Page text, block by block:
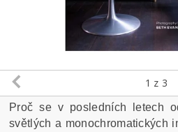
1 z 3
Proč se v posledních letech
světlých a monochromatických